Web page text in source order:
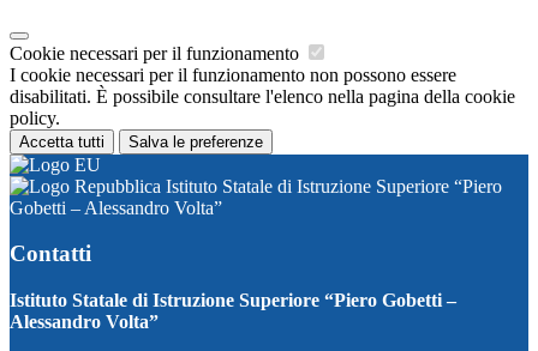
Cookie necessari per il funzionamento
I cookie necessari per il funzionamento non possono essere
disabilitati. È possibile consultare l'elenco nella pagina della cookie
policy.
Accetta tutti Salva le preferenze
Istituto Statale di Istruzione Superiore “Piero
Gobetti – Alessandro Volta”
Contatti
Istituto Statale di Istruzione Superiore “Piero Gobetti –
Alessandro Volta”